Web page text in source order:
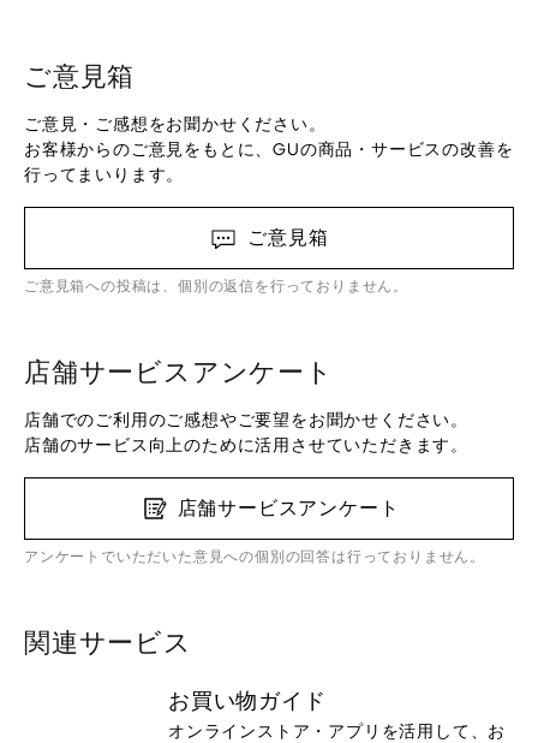
ご意見箱
ご意見・ご感想をお聞かせください。
お客様からのご意見をもとに、GUの商品・サービスの改善を
行ってまいります。
ご意見箱
ご意見箱への投稿は、個別の返信を行っておりません。
店舗サービスアンケート
店舗でのご利用のご感想やご要望をお聞かせください。
店舗のサービス向上のために活用させていただきます。
店舗サービスアンケート
アンケートでいただいた意見への個別の回答は行っておりません。
関連サービス
お買い物ガイド
オンラインストア・アプリを活用して、お